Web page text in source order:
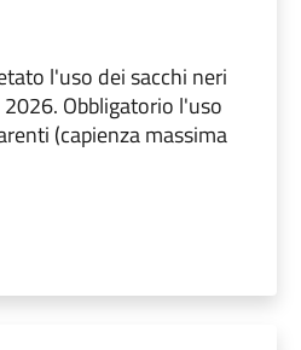
l'uso dei sacchi neri
Obbligatorio l'uso
(capienza massima